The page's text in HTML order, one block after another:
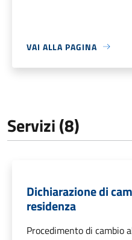
VAI ALLA PAGINA
Servizi (8)
Dichiarazione di
residenza
Procedimento di cambio